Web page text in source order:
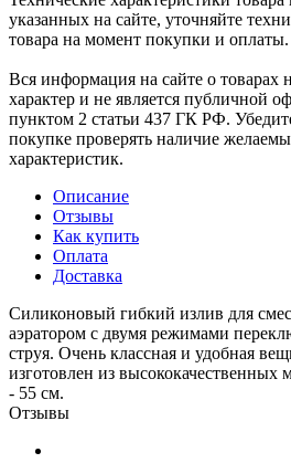
указанных на сайте, уточняйте
товара на момент покупки и оплаты.
Вся информация на сайте о товарах
характер и не является публичной
пунктом 2 статьи 437 ГК РФ.
покупке проверять наличие
характеристик.
Описание
Отзывы
Как купить
Оплата
Доставка
Силиконовый гибкий излив для
аэратором с двумя режимами
струя. Очень классная и удобная
изготовлен из высококачественных
- 55 см.
Отзывы